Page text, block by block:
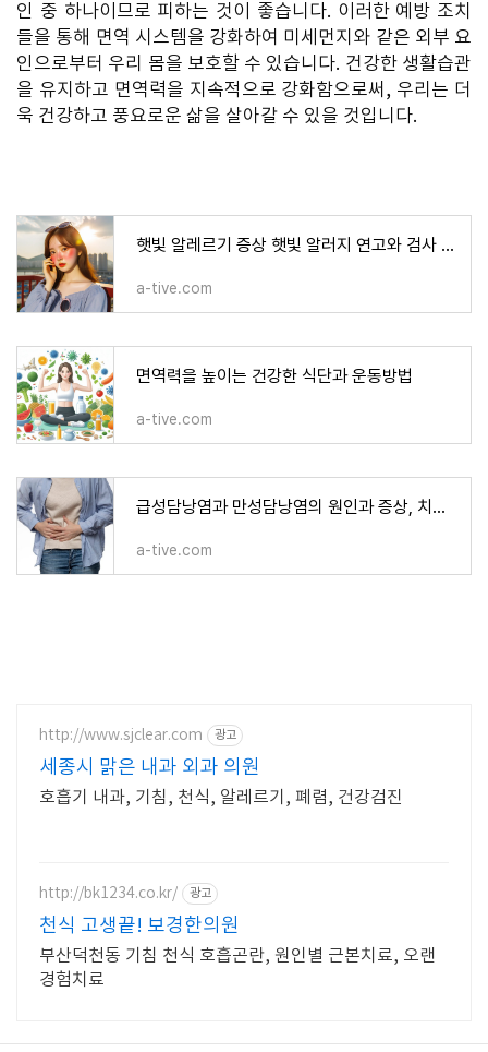
인 중 하나이므로 피하는 것이 좋습니다. 이러한 예방 조치
들을 통해 면역 시스템을 강화하여 미세먼지와 같은 외부 요
인으로부터 우리 몸을 보호할 수 있습니다. 건강한 생활습관
을 유지하고 면역력을 지속적으로 강화함으로써, 우리는 더
욱 건강하고 풍요로운 삶을 살아갈 수 있을 것입니다.
햇빛 알레르기 증상 햇빛 알러지 연고와 검사 및 치료 방법
a-tive.com
면역력을 높이는 건강한 식단과 운동방법
a-tive.com
급성담낭염과 만성담낭염의 원인과 증상, 치료방법은?
a-tive.com
http://www.sjclear.com 광고
세종시 맑은 내과 외과 의원
호흡기 내과, 기침, 천식, 알레르기, 폐렴, 건강검진
http://bk1234.co.kr/ 광고
천식 고생끝! 보경한의원
부산덕천동 기침 천식 호흡곤란, 원인별 근본치료, 오랜
경험치료